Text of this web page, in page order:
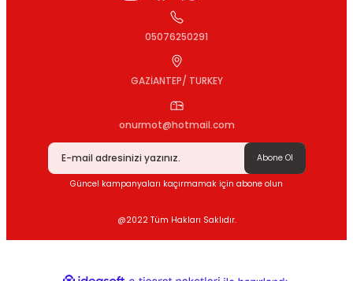
05076250291
GAZİANTEP/ TURKEY
onurmot@hotmail.com
Abone Ol
Güncel kampanyaları kaçırmamak için abone olun
@2022 Tüm Hakları Saklıdır.